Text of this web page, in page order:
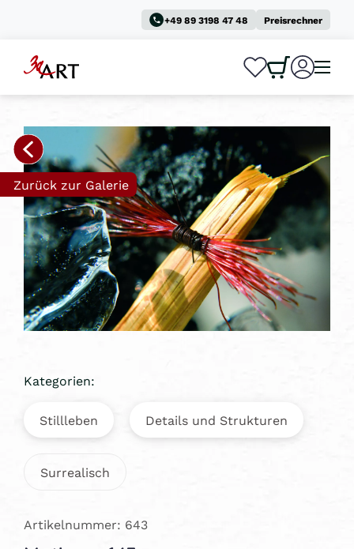
+49 89 3198 47 48 Preisrechner
0
Zurück zur Galerie
Kategorien:
Stillleben Details und Strukturen
Surrealisch
Artikelnummer: 643